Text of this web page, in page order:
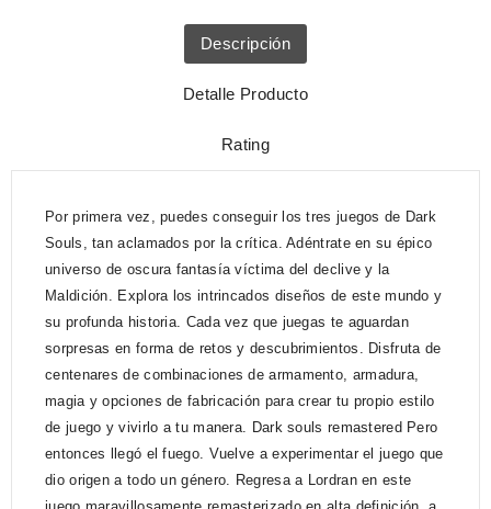
Descripción
Detalle Producto
Rating
Por primera vez, puedes conseguir los tres juegos de Dark
Souls, tan aclamados por la crítica. Adéntrate en su épico
universo de oscura fantasía víctima del declive y la
Maldición. Explora los intrincados diseños de este mundo y
su profunda historia. Cada vez que juegas te aguardan
sorpresas en forma de retos y descubrimientos. Disfruta de
centenares de combinaciones de armamento, armadura,
magia y opciones de fabricación para crear tu propio estilo
de juego y vivirlo a tu manera. Dark souls remastered Pero
entonces llegó el fuego. Vuelve a experimentar el juego que
dio origen a todo un género. Regresa a Lordran en este